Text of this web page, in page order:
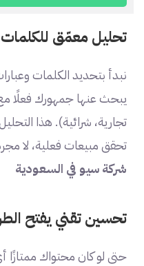
تحليل معمّق
نبدأ بتحديد الكلمات
يبحث عنها جمهورك فعلًا
تجارية، شرائية). هذا
تحقق مبيعات فعلية، لا
شركة سيو في السعودية
تحسين تقني يفتح
حتى لو كان محتواك